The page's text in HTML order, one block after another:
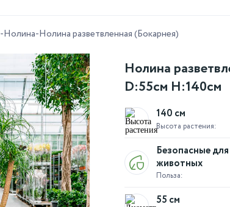
-Нолина-Нолина разветвленная (Бокарнея)
Нолина
D:55см H:140см
Высота растения:
140 см
Польза:
Безопасные
животных
55 см